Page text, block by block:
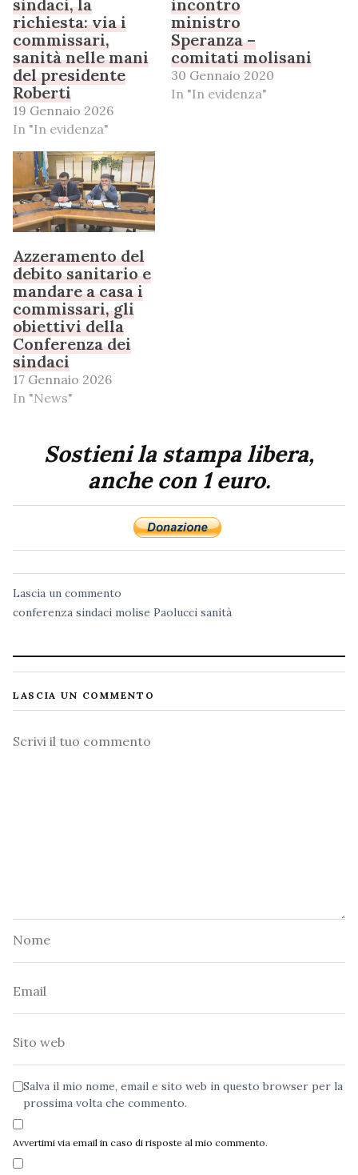
sindaci, la
richiesta: via i
commissari,
sanità nelle mani
del presidente
Roberti
19 Gennaio 2026
In "In evidenza"
incontro
ministro
Speranza –
comitati molisani
30 Gennaio 2020
In "In evidenza"
Azzeramento del
debito sanitario e
mandare a casa i
commissari, gli
obiettivi della
Conferenza dei
sindaci
17 Gennaio 2026
In "News"
Sostieni la stampa libera,
anche con 1 euro.
Lascia un commento
conferenza sindaci molise Paolucci sanità
LASCIA UN COMMENTO
Commento
Salva il mio nome, email e sito web in questo browser per la
prossima volta che commento.
Avvertimi via email in caso di risposte al mio commento.